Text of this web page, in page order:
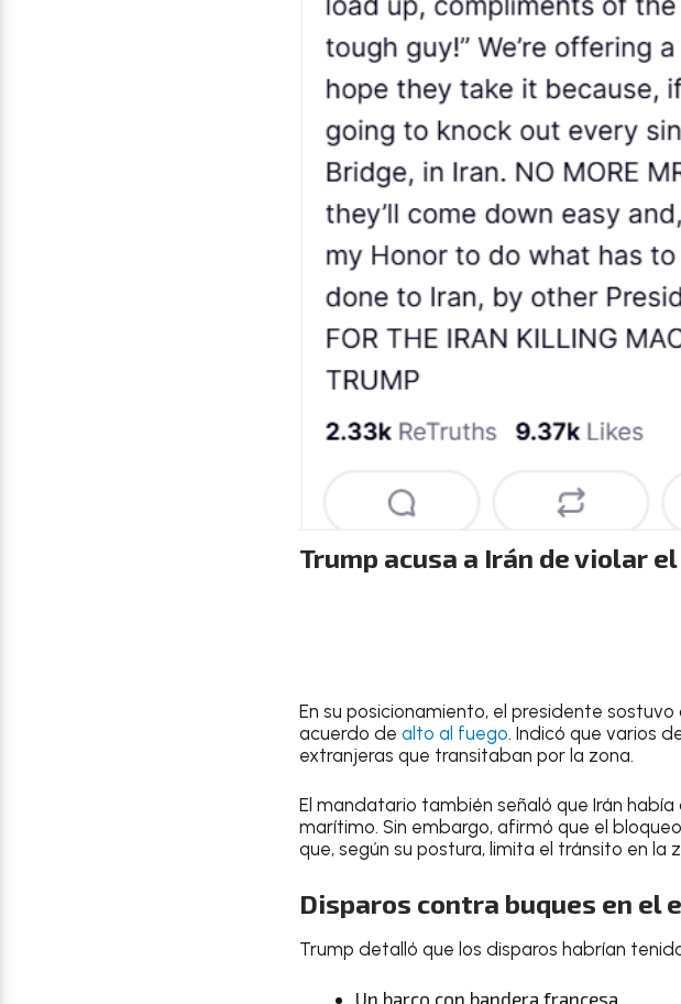
Trump acusa a Irán de violar
En su posicionamiento, el presidente
acuerdo de alto al fuego. Indicó que varios
extranjeras que transitaban por la zona.
El mandatario también señaló que Irán
marítimo. Sin embargo, afirmó que el
que, según su postura, limita el tránsito en la
Disparos contra buques en el
Trump detalló que los disparos habrían
Un barco con bandera francesa